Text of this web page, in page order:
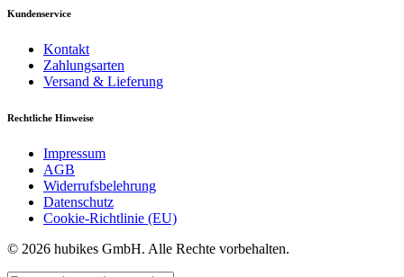
Kundenservice
Kontakt
Zahlungsarten
Versand & Lieferung
Rechtliche Hinweise
Impressum
AGB
Widerrufsbelehrung
Datenschutz
Cookie-Richtlinie (EU)
© 2026 hubikes GmbH. Alle Rechte vorbehalten.